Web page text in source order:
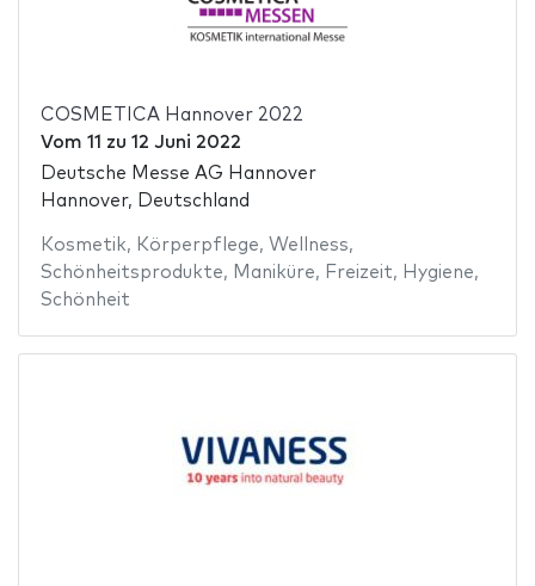
COSMETICA Hannover 2022
Vom 11 zu 12 Juni 2022
Deutsche Messe AG Hannover
Hannover, Deutschland
Kosmetik, Körperpflege, Wellness,
Schönheitsprodukte, Maniküre, Freizeit, Hygiene,
Schönheit